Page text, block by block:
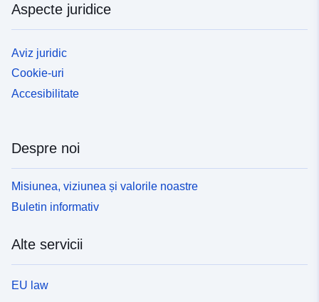
Aspecte juridice
Aviz juridic
Cookie-uri
Accesibilitate
Despre noi
Misiunea, viziunea și valorile noastre
Buletin informativ
Alte servicii
EU law